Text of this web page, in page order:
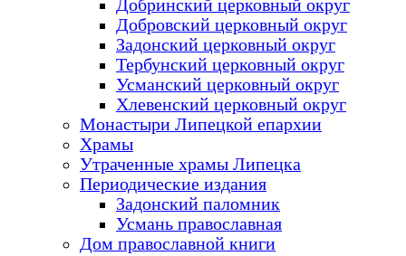
Добринский церковный округ
Добровский церковный округ
Задонский церковный округ
Тербунский церковный округ
Усманский церковный округ
Хлевенский церковный округ
Монастыри Липецкой епархии
Храмы
Утраченные храмы Липецка
Периодические издания
Задонский паломник
Усмань православная
Дом православной книги